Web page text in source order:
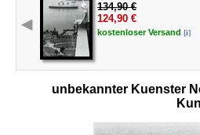
134,90 €
124,90 €
kostenloserVersand [i]
unbekannter Kuenster